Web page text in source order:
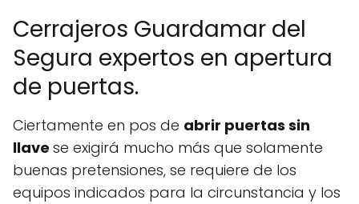
Cerrajeros Guardamar del
Segura expertos en apertura
de puertas.
Ciertamente en pos de abrir puertas sin
llave se exigirá mucho más que solamente
buenas pretensiones, se requiere de los
equipos indicados para la circunstancia y los